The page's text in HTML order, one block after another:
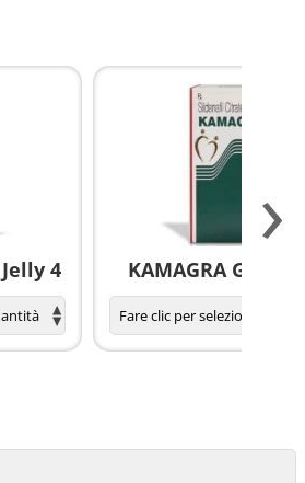
4 KAMAGRA GOLD
›